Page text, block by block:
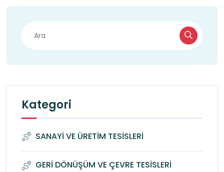
Kategori
SANAYİ VE ÜRETİM TESİSLERİ
GERİ DÖNÜŞÜM VE ÇEVRE TESİSLERİ